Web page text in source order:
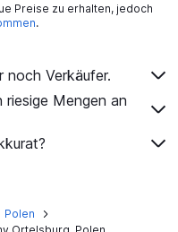
Preise zu erhalten, jedoch
.
noch Verkäufer.
riesige Mengen an
Polen